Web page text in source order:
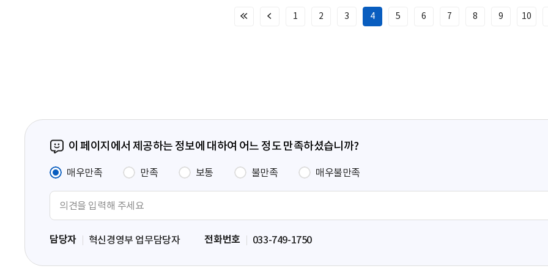
처
이
1 2 3 4 5 6 7 8 9 10
이 페이지에서 제공하는 정보에 대하여 어느 정도 만족하셨습니까?
매우만족 만족 보통 불만족 매우불만족
력
담당자 혁신경영부 업무담당자 전화번호 033-749-1750